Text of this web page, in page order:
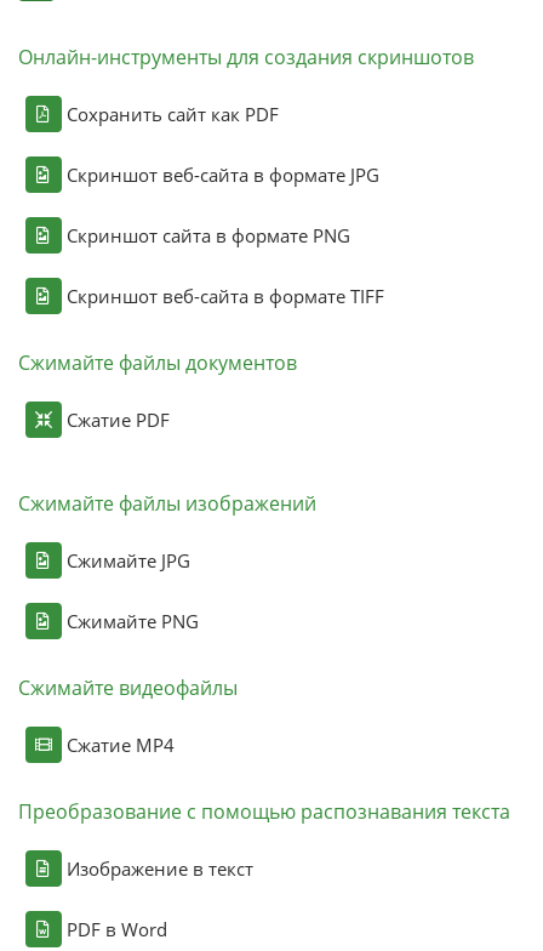
Онлайн-инструменты для создания скриншотов
Сохранить сайт как PDF
Скриншот веб-сайта в формате JPG
Скриншот сайта в формате PNG
Скриншот веб-сайта в формате TIFF
Сжимайте файлы документов
Сжатие PDF
Сжимайте файлы изображений
Сжимайте JPG
Сжимайте PNG
Сжимайте видеофайлы
Сжатие MP4
Преобразование с помощью распознавания текста
Изображение в текст
PDF в Word